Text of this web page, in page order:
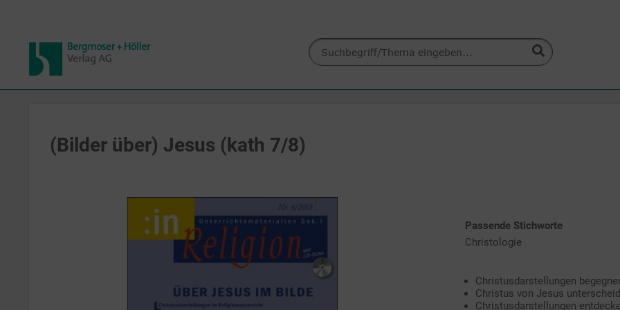
(Bilder über) Jesus (kath 7/8)
Passende Stichworte
Christologie
Christusdarstellungen
Christus von Jesus
Christusdarstellungen